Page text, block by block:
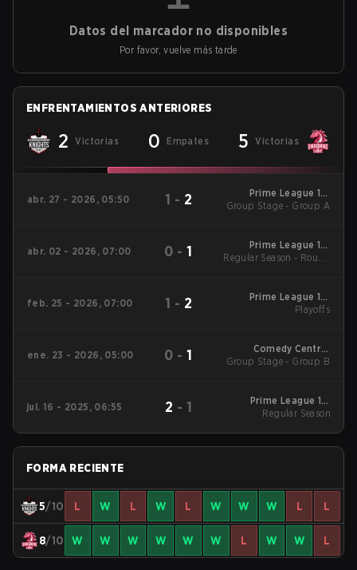
Datos del marcador no disponibles
Por favor, vuelve más tarde
ENFRENTAMIENTOS ANTERIORES
2 Victorias 0 Empates 5 Victorias
abr. 27 - 2026, 05:50 1 - 2
Prime League 1st
Division - Prime
Group Stage - Group A
abr. 02 - 2026, 07:00 0 -1
Prime League 1st
Division - Prime
Regular Season - Round
feb. 25 - 2026, 07:00 1 - 2
Prime League 1st
Division Winter 2026
Playoffs
ene. 23 - 2026, 05:00 0 -1
Comedy Central
Winter Snowdown -
2026
Group Stage - Group B
jul. 16 - 2025, 06:55 2 - 1
Prime League 1st
Division Summer 2025
Regular Season
FORMA RECIENTE
5/10 L W L W L W W W L L
8/10 W W W W W W L W W L